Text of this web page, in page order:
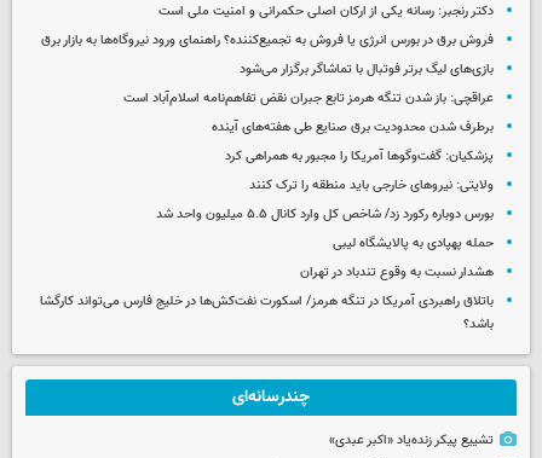
دکتر رنجبر: رسانه یکی از ارکان اصلی حکمرانی و امنیت ملی است
فروش برق در بورس انرژی یا فروش به تجمیع‌کننده؟ راهنمای ورود نیروگاه‌ها به بازار برق
بازی‌های لیگ برتر فوتبال با تماشاگر برگزار می‌شود
عراقچی: باز شدن تنگه هرمز تابع جبران نقض تفاهم‌نامه اسلام‌آباد است
برطرف شدن محدودیت‌ برق صنایع طی هفته‌های آینده
پزشکیان: گفت‌وگوها آمریکا را مجبور به همراهی کرد
ولایتی: نیروهای خارجی باید منطقه را ترک کنند
بورس دوباره رکورد زد/ شاخص کل وارد کانال ۵.۵ میلیون واحد شد
حمله پهپادی به پالایشگاه لیبی
هشدار نسبت به وقوع تندباد در تهران
باتلاق راهبردی آمریکا در تنگه هرمز/ اسکورت نفت‌کش‌ها در خلیج فارس می‌تواند کارگشا
باشد؟
چندرسانه‌ای
تشییع پیکر زنده‌یاد «اکبر عبدی»